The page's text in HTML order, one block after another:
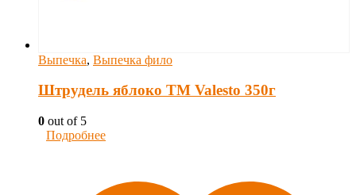
Выпечка, Выпечка фило
Штрудель яблоко TM Valesto 350г
0 out of 5
Подробнее